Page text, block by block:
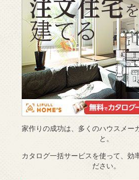
家作りの成功は、多くのハウスメー
と。
カタログ一括サービスを使って、効
ださい。